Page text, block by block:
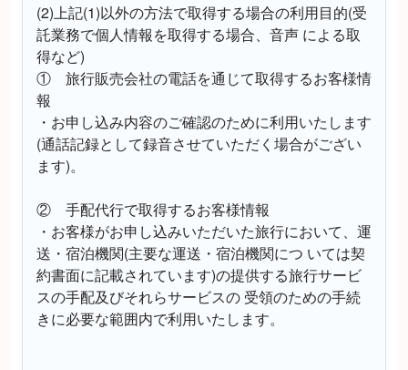
(2)上記(1)以外の方法で取得する場合の利用目的(受
託業務で個人情報を取得する場合、音声 による取
得など)
① 旅行販売会社の電話を通じて取得するお客様情
報
・お申し込み内容のご確認のために利用いたします
(通話記録として録音させていただく場合がござい
ます)。
② 手配代行で取得するお客様情報
・お客様がお申し込みいただいた旅行において、運
送・宿泊機関(主要な運送・宿泊機関につ いては契
約書面に記載されています)の提供する旅行サービ
スの手配及びそれらサービスの 受領のための手続
きに必要な範囲内で利用いたします。